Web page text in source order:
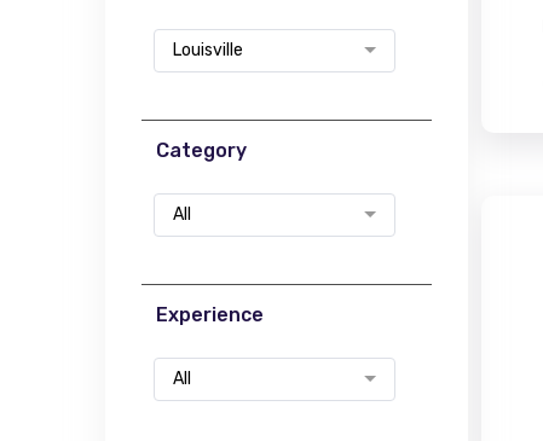
Louisville
Category
All
Experience
All